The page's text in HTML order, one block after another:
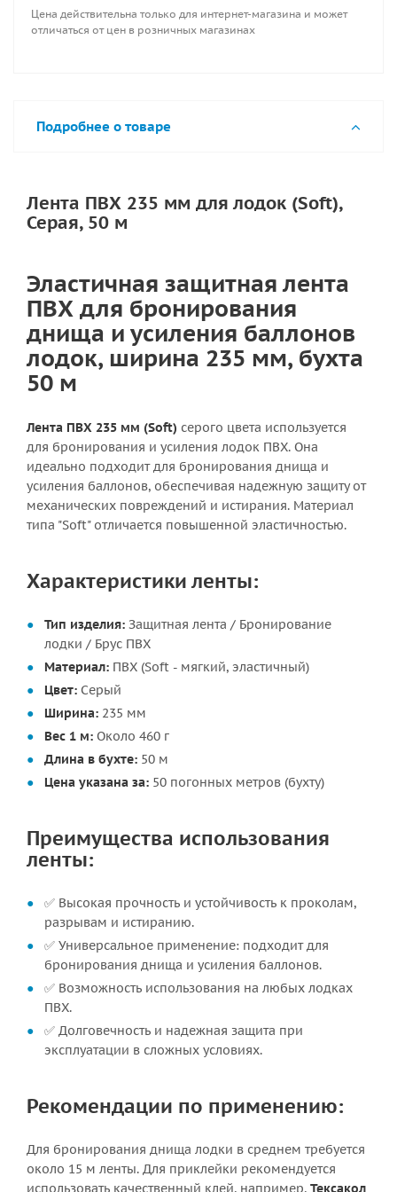
Цена действительна только для интернет-магазина и может
отличаться от цен в розничных магазинах
Подробнее о товаре
Лента ПВХ 235 мм для лодок (Soft),
Серая, 50 м
Эластичная защитная лента
ПВХ для бронирования
днища и усиления баллонов
лодок, ширина 235 мм, бухта
50 м
Лента ПВХ 235 мм (Soft) серого цвета используется
для бронирования и усиления лодок ПВХ. Она
идеально подходит для бронирования днища и
усиления баллонов, обеспечивая надежную защиту от
механических повреждений и истирания. Материал
типа "Soft" отличается повышенной эластичностью.
Характеристики ленты:
Тип изделия: Защитная лента / Бронирование
лодки / Брус ПВХ
Материал: ПВХ (Soft - мягкий, эластичный)
Цвет: Серый
Ширина: 235 мм
Вес 1 м: Около 460 г
Длина в бухте: 50 м
Цена указана за: 50 погонных метров (бухту)
Преимущества использования
ленты:
✅ Высокая прочность и устойчивость к проколам,
разрывам и истиранию.
✅ Универсальное применение: подходит для
бронирования днища и усиления баллонов.
✅ Возможность использования на любых лодках
ПВХ.
✅ Долговечность и надежная защита при
эксплуатации в сложных условиях.
Рекомендации по применению:
Для бронирования днища лодки в среднем требуется
около 15 м ленты. Для приклейки рекомендуется
использовать качественный клей, например, Тексакол